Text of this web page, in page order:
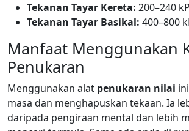
Tekanan Tayar Kereta: 200–240
Tekanan Tayar Basikal: 400–800
Manfaat Menggunakan
Penukaran
Menggunakan alat penukaran nilai
masa dan menghapuskan tekaan. Ia
daripada pengiraan mental dan lebih